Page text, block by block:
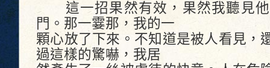
這一招果然有效，果然我聽見他
門。那一霎那，我的一
顆心放了下來。不知道是被人看見，
過這樣的驚嚇，我居